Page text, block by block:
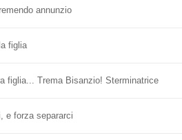
annunzio
figlia
figlia... Trema Bisanzio! Sterminatrice
e forza separarci